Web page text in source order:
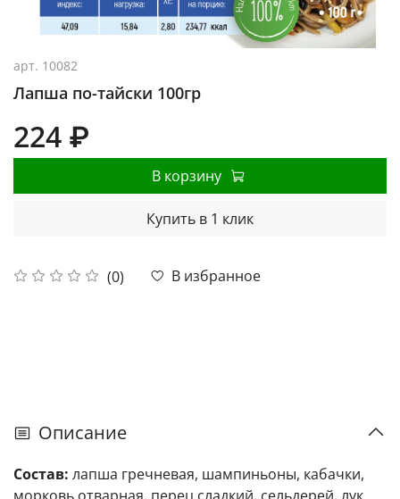
арт. 10082
Лапша по-тайски 100гр
(0) В избранное
224 ₽
В корзину
Купить в 1 клик
Описание
Состав: лапша гречневая, шампиньоны, кабачки,